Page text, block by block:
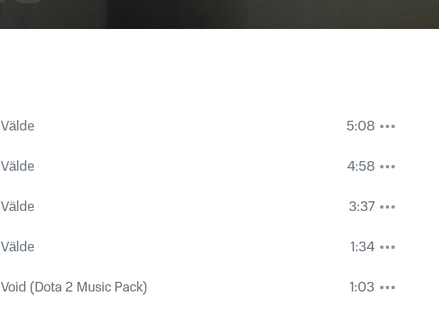
Välde
5:08
Välde
4:58
Välde
3:37
Välde
1:34
Void (Dota 2 Music Pack) 1:03